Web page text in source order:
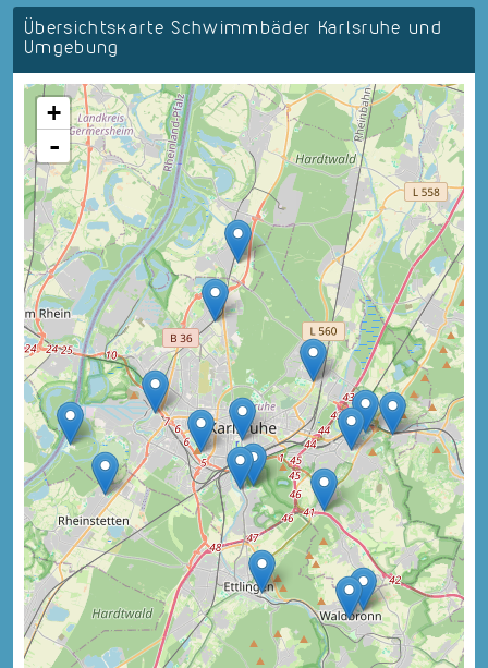
Übersichtskarte Schwimmbäder Karlsruhe und
Umgebung
+
-